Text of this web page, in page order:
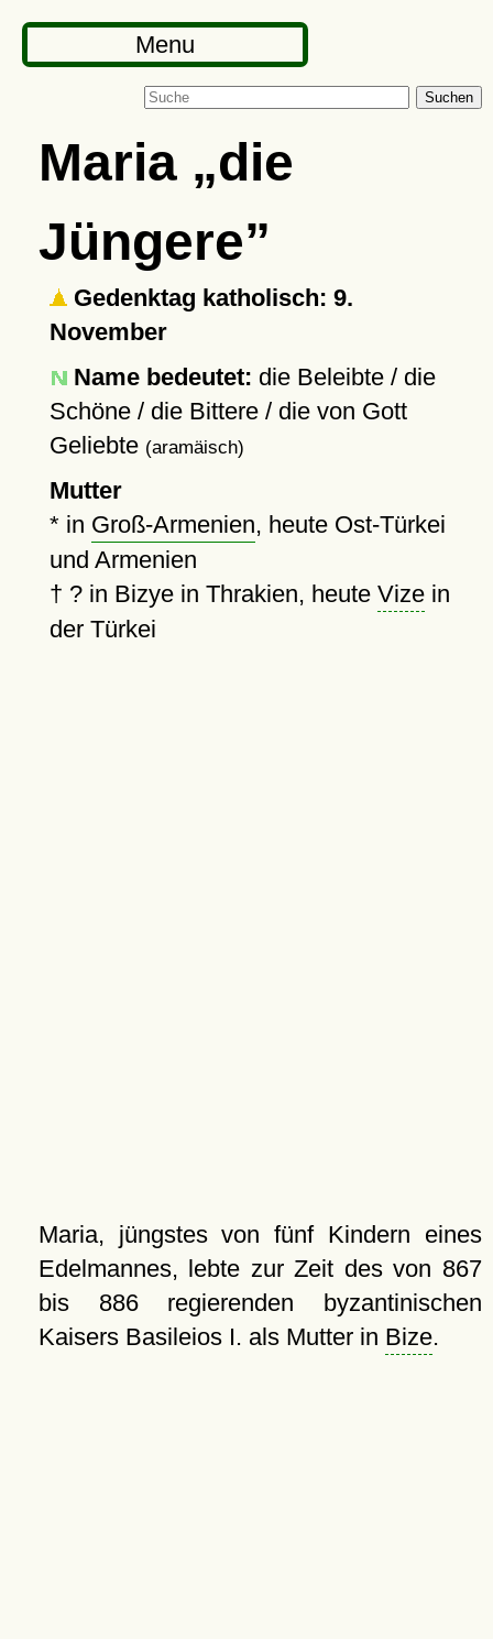
Menu
Suchen
Maria
die
Jüngere
Gedenktag katholisch: 9.
November
Name bedeutet: die Beleibte / die
Schöne / die Bittere / die von Gott
Geliebte (aramäisch)
Mutter
* in Groß-Armenien, heute Ost-Türkei
und Armenien
† ?in Bizye in Thrakien, heute Vizein
der Türkei
Maria, jüngstes von fünf Kindern eines
Edelmannes, lebte zur Zeit des von 867
bis 886 regierenden byzantinischen
Kaisers Basileios I. als Mutter in Bize.